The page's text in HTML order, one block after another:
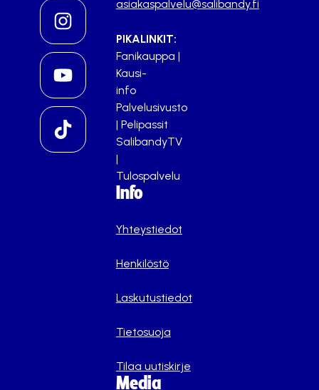
asiakaspalvelu@salibandy.fi
PIKALINKIT:
Fanikauppa |
Kausi-
info
Palvelusivusto
| Pelipassit
SalibandyTV
|
Tulospalvelu
Info
Yhteystiedot
Henkilöstö
Laskutustiedot
Tietosuoja
Tilaa uutiskirje
Media